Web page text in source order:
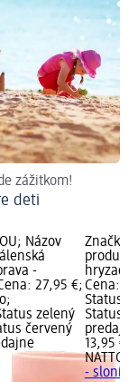
zážitkom!
deti
Názov
-
27,95 €;
zelený
červený
Značka:
Cena:
Status
Status
predajňu
13,95 €
NATTOU
- sloník,